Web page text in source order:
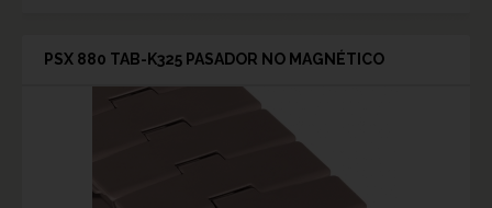
PSX 880 TAB-K325 PASADOR NO MAGNÉTICO